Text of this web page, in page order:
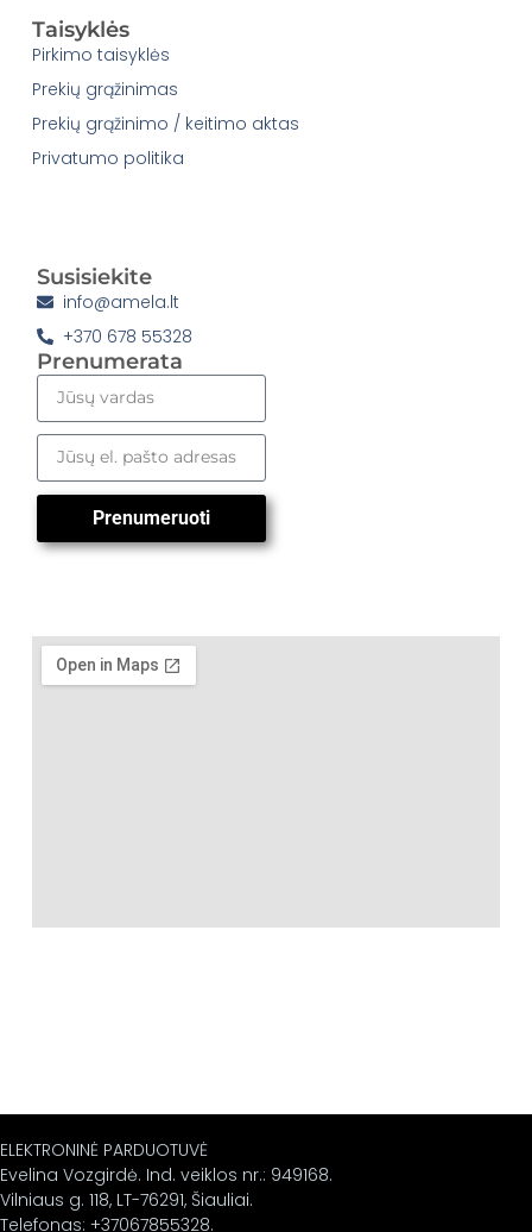
Taisyklės
Pirkimo taisyklės
Prekių grąžinimas
Prekių grąžinimo / keitimo aktas
Privatumo politika
Susisiekite
info@amela.lt
+370 678 55328
Prenumerata
Prenumeruoti
ELEKTRONINĖ PARDUOTUVĖ
Evelina Vozgirdė. Ind. veiklos nr.: 949168.
Vilniaus g. 118, LT-76291, Šiauliai.
Telefonas: +37067855328.